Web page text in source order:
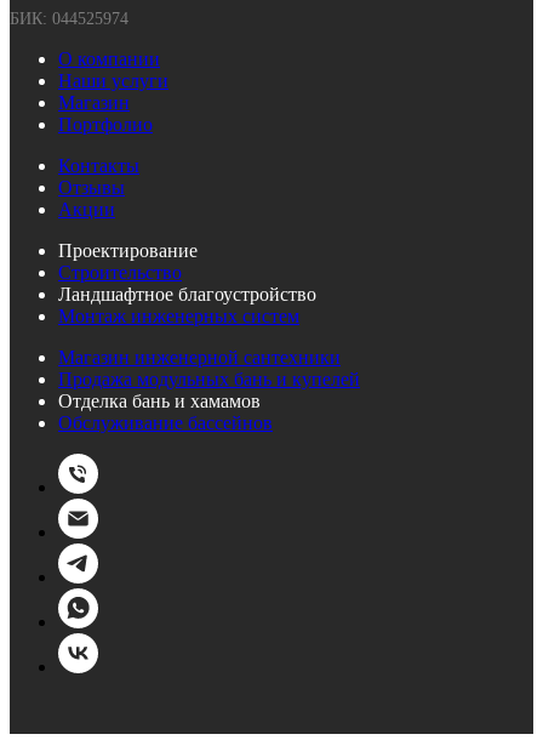
БИК: 044525974
О компании
Наши услуги
Магазин
Портфолио
Контакты
Отзывы
Акции
Проектирование
Строительство
Ландшафтное благоустройство
Монтаж инженерных систем
Магазин инженерной сантехники
Продажа модульных бань и купелей
Отделка бань и хамамов
Обслуживание бассейнов